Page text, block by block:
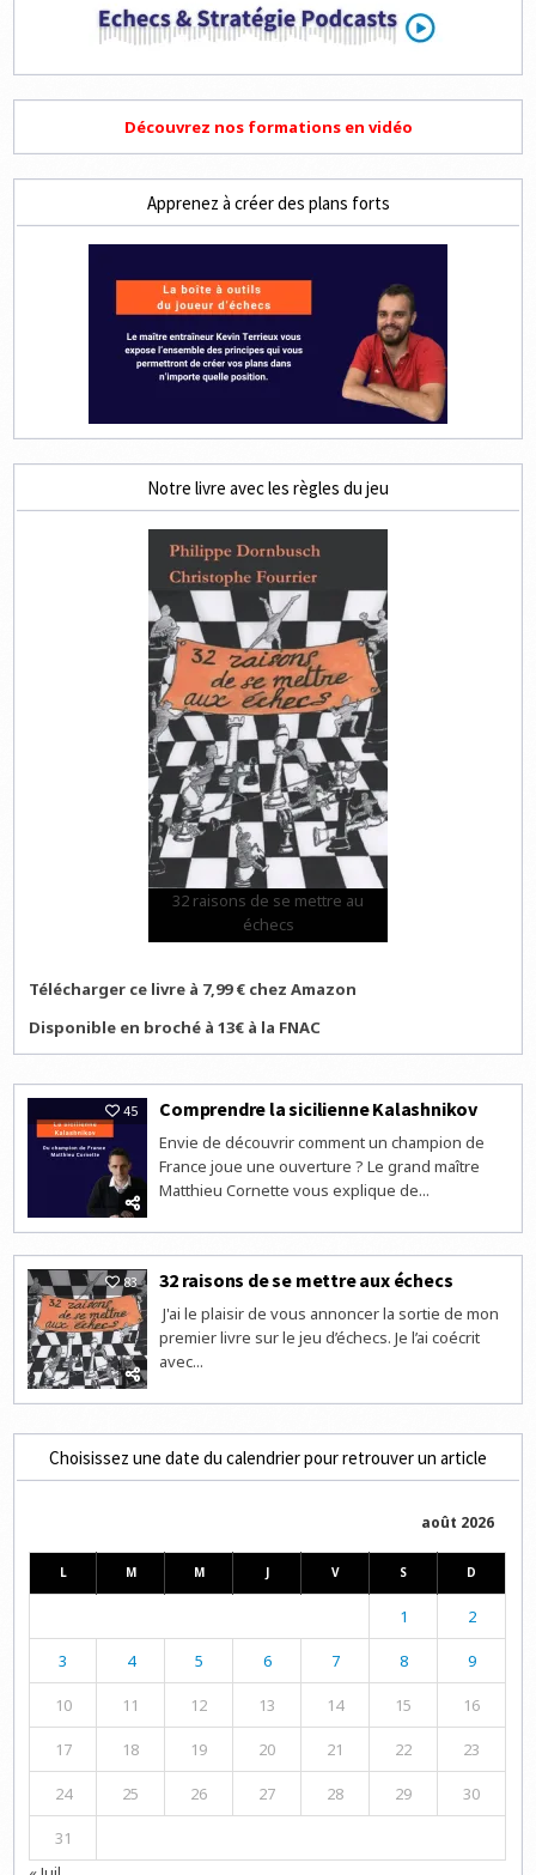
Découvrez nos formations en vidéo
Apprenez à créer des plans forts
Notre livre avec les règles du jeu
32 raisons de se mettre au
échecs
Télécharger ce livre à 7,99 € chez Amazon
Disponible en broché à 13€ à la FNAC
45 Comprendre la sicilienne Kalashnikov
Envie de découvrir comment un champion de
France joue une ouverture ? Le grand maître
Matthieu Cornette vous explique de...
83 32 raisons de se mettre aux échecs
J'ai le plaisir de vous annoncer la sortie de mon
premier livre sur le jeu d’échecs. Je l’ai coécrit
avec...
Choisissez une date du calendrier pour retrouver un article
août 2026
L M M J V S D
1 2
3 4 5 6 7 8 9
10 11 12 13 14 15 16
17 18 19 20 21 22 23
24 25 26 27 28 29 30
31